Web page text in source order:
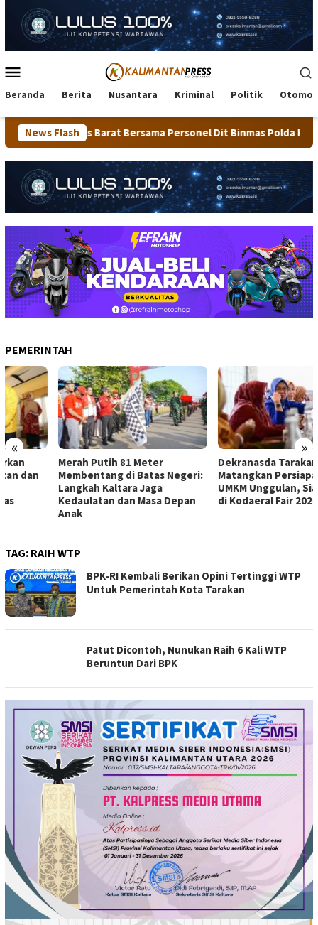
konten
Mobile
Beranda Berita Nusantara Kriminal Politik
News Flash
Barat Bersama Personel Dit Binmas Polda Kaltara Salurkan
PEMERINTAH
« »
Merah Putih 81 Meter
Membentang di Batas Negeri:
Langkah Kaltara Jaga
Kedaulatan dan Masa Depan
Dekranasda Tarakan
Matangkan Persiapan Produk
UMKM Unggulan, Siap Tampil
di Kodaeral Fair 2026
TAG: RAIH WTP
BPK-RI Kembali Berikan Opini Tertinggi WTP
Untuk Pemerintah Kota Tarakan
Patut Dicontoh, Nunukan Raih 6 Kali WTP
Beruntun Dari BPK